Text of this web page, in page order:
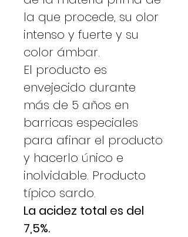
la que procede, su olor
intenso y fuerte y su
color ámbar.
El producto es
envejecido durante
más de 5 años en
barricas especiales
para afinar el producto
y hacerlo único e
inolvidable. Producto
típico sardo.
La acidez total es del
7,5%.